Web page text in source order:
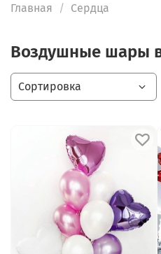
Главная Сердца
Воздушные шары